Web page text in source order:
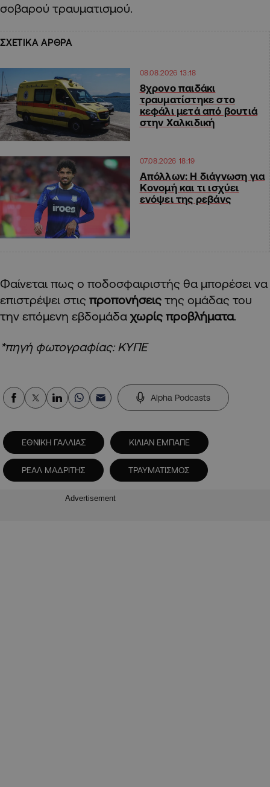
σοβαρού τραυματισμού.
ΣΧΕΤΙΚΑ ΑΡΘΡΑ
08.08.2026 13:18
8χρονο παιδάκι
τραυματίστηκε στο
κεφάλι μετά από βουτιά
στην Χαλκιδική
07.08.2026 18:19
Απόλλων: Η διάγνωση για
Κονομή και τι ισχύει
ενόψει της ρεβάνς
Φαίνεται πως ο ποδοσφαιριστής θα μπορέσει να
επιστρέψει στις προπονήσεις της ομάδας του
την επόμενη εβδομάδα χωρίς προβλήματα.
*πηγή φωτογραφίας: ΚΥΠΕ
Alpha Podcasts
ΕΘΝΙΚΗ ΓΑΛΛΙΑΣ ΚΙΛΙΑΝ ΕΜΠΑΠΕ
ΡΕΑΛ ΜΑΔΡΙΤΗΣ ΤΡΑΥΜΑΤΙΣΜΟΣ
Advertisement